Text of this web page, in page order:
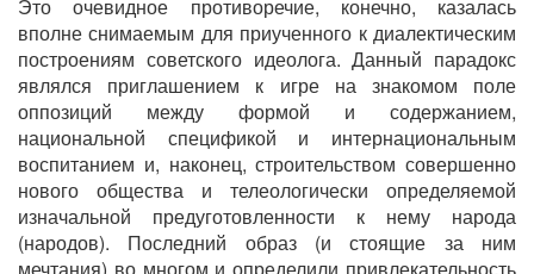
Это очевидное противоречие, конечно, казалась
вполне снимаемым для приученного к диалектическим
построениям советского идеолога. Данный парадокс
являлся приглашением к игре на знакомом поле
оппозиций между формой и содержанием,
национальной спецификой и интернациональным
воспитанием и, наконец, строительством совершенно
нового общества и телеологически определяемой
изначальной предуготовленности к нему народа
(народов). Последний образ (и стоящие за ним
мечтания) во многом и определили привлекательность